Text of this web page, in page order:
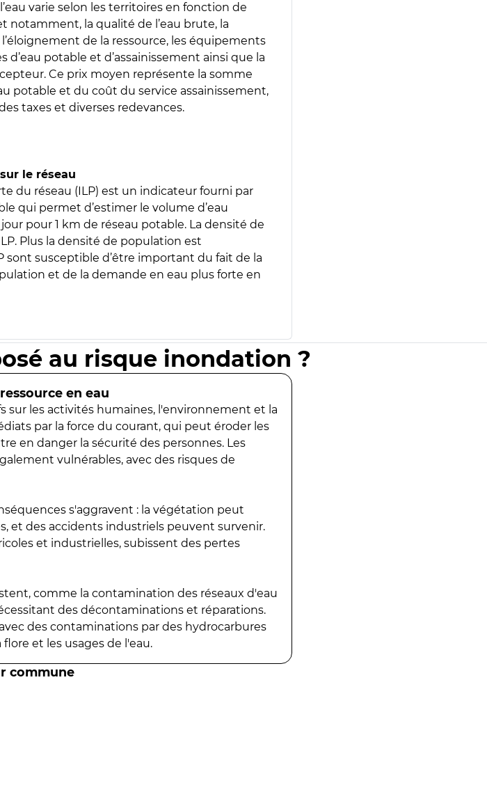
varie selon les territoires en fonction de
notamment, la qualité de l’eau brute, la
de la ressource, les équipements
d’eau potable et d’assainissement ainsi que la
Ce prix moyen représente la somme
potable et du coût du service assainissement,
taxes et diverses redevances.
le réseau
du réseau (ILP) est un indicateur fourni par
qui permet d’estimer le volume d’eau
pour 1 km de réseau potable. La densité de
Plus la densité de population est
sont susceptible d’être important du fait de la
et de la demande en eau plus forte en
au risque inondation ?
en eau
sur les activités humaines, l'environnement et la
par la force du courant, qui peut éroder les
en danger la sécurité des personnes. Les
vulnérables, avec des risques de
s'aggravent : la végétation peut
et des accidents industriels peuvent survenir.
et industrielles, subissent des pertes
comme la contamination des réseaux d'eau
des décontaminations et réparations.
des contaminations par des hydrocarbures
et les usages de l'eau.
commune